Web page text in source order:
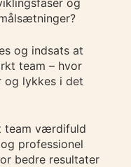
og
og indsats at
team – hvor
og lykkes i det
team værdifuld
professionel
bedre resultater